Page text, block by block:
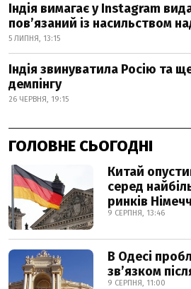
Індія вимагає у Instagram
пов’язаний із насильством
5 ЛИПНЯ, 13:15
Індія звинуватила Росію та
демпінгу
26 ЧЕРВНЯ, 19:15
ГОЛОВНЕ СЬОГОДНІ
Китай
серед
ринків
9 СЕРПНЯ, 13:46
В Одесі
звʼязком
9 СЕРПНЯ, 11:00